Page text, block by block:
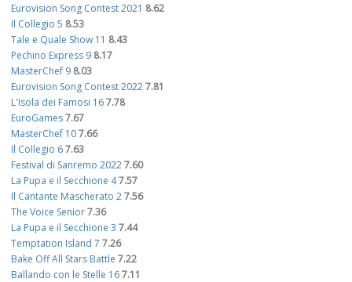
Eurovision Song Contest 2021 8.62
Il Collegio 5 8.53
Tale e Quale Show 11 8.43
Pechino Express 9 8.17
MasterChef 9 8.03
Eurovision Song Contest 20227.81
L'Isola dei Famosi 167.78
EuroGames7.67
MasterChef 107.66
Il Collegio 67.63
Festival di Sanremo 20227.60
La Pupa e il Secchione 47.57
Il Cantante Mascherato 27.56
The Voice Senior7.36
La Pupa e il Secchione 3 7.44
Temptation Island 7 7.26
Bake Off All Stars Battle 7.22
Ballando con le Stelle 167.11